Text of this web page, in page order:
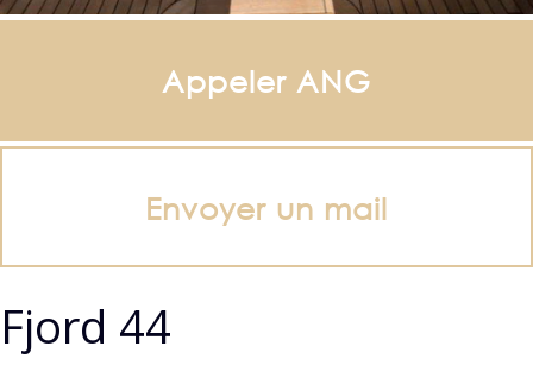
Appeler ANG
Envoyer un mail
Fjord 44